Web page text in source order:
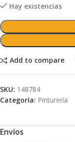
Hay existencias
Add to compare
SKU: 148784
Categoría: Pinturería
Envíos